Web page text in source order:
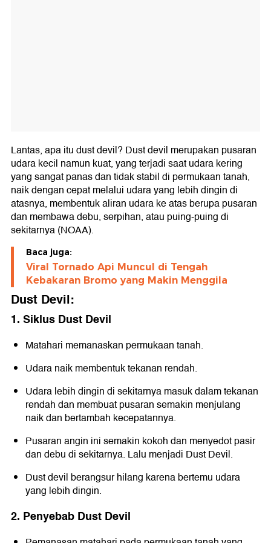
Lantas, apa itu dust devil? Dust devil merupakan pusaran
udara kecil namun kuat, yang terjadi saat udara kering
yang sangat panas dan tidak stabil di permukaan tanah,
naik dengan cepat melalui udara yang lebih dingin di
atasnya, membentuk aliran udara ke atas berupa pusaran
dan membawa debu, serpihan, atau puing-puing di
sekitarnya (NOAA).
Baca juga:
Viral Tornado Api Muncul di Tengah
Kebakaran Bromo yang Makin Menggila
Dust Devil:
1. Siklus Dust Devil
Matahari memanaskan permukaan tanah.
Udara naik membentuk tekanan rendah.
Udara lebih dingin di sekitarnya masuk dalam tekanan
rendah dan membuat pusaran semakin menjulang
naik dan bertambah kecepatannya.
Pusaran angin ini semakin kokoh dan menyedot pasir
dan debu di sekitarnya. Lalu menjadi Dust Devil.
Dust devil berangsur hilang karena bertemu udara
yang lebih dingin.
2. Penyebab Dust Devil